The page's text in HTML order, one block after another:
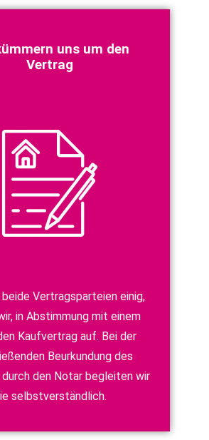
uns um den
Vertrag
Vertragsparteien einig,
in Abstimmung mit einem
Kaufvertrag auf. Bei der
Beurkundung des
den Notar begleiten wir
selbstverständlich.